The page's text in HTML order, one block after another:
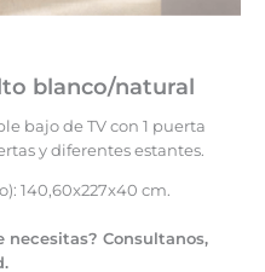
blanco/natural
bajo de TV con 1 puerta
y diferentes estantes.
140,60x227x40 cm.
necesitas? Consultanos,